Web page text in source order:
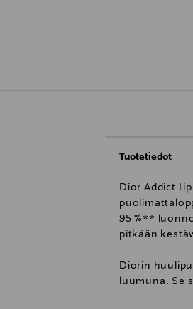
Tuotetiedot
Dior Addict
95 %**
pitkään
Diorin
luumuna. Se